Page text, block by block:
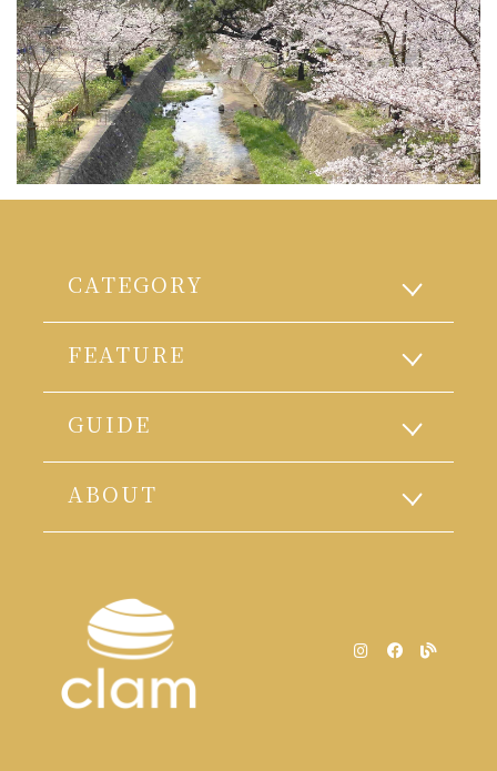
CATEGORY
FEATURE
GUIDE
ABOUT